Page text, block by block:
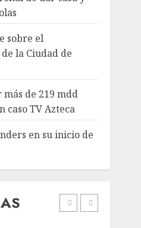
sobre el
la Ciudad de
de 219 mdd
caso TV Azteca
en su inicio de
TV Azteca
6, 2026
en su inicio de
Cup 2026
6, 2026
muere ahogado
de hotel en
familiares
capacitado
6, 2026